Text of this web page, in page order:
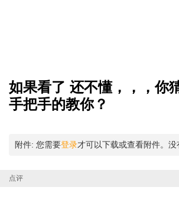
如果看了 还不懂，，，你
手把手的教你？
附件: 您需要登录才可以下载或查看附件。没
点评